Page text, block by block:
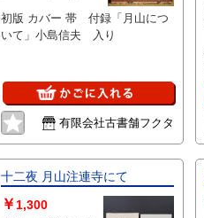
初版 カバー 帯 付録「月山につ
いて」小島信夫 入り
有限会社古書舗フクタ
十二夜 月山注連寺にて
￥ 1,300